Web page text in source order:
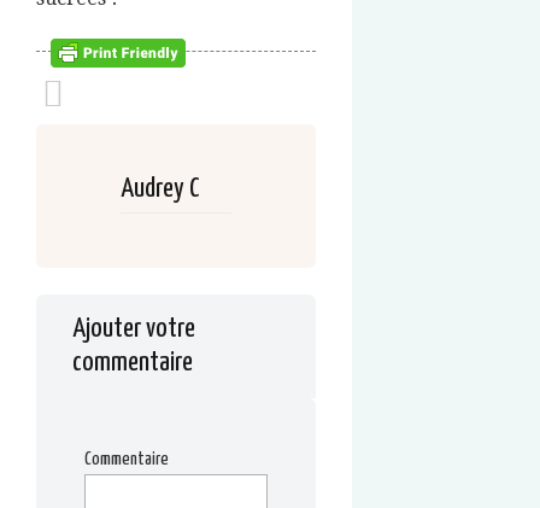
Audrey C
Ajouter votre
commentaire
Commentaire